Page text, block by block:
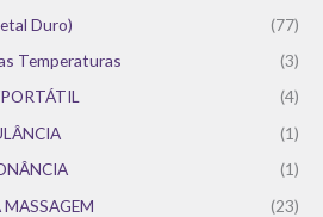
Duro)
(77)
Temperaturas
(3)
(4)
(1)
(1)
(23)